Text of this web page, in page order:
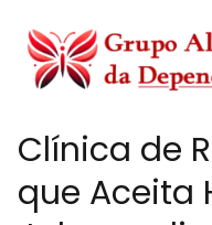
Clínica de
que Aceita